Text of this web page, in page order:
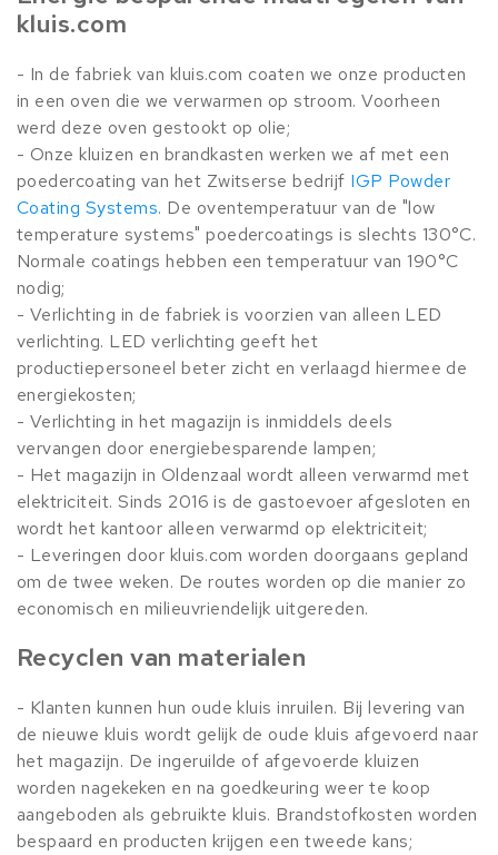
kluis.com
- In de fabriek van kluis.com coaten we onze producten
in een oven die we verwarmen op stroom. Voorheen
werd deze oven gestookt op olie;
- Onze kluizen en brandkasten werken we af met een
poedercoating van het Zwitserse bedrijf IGP Powder
Coating Systems. De oventemperatuur van de "low
temperature systems" poedercoatings is slechts 130°C.
Normale coatings hebben een temperatuur van 190°C
nodig;
- Verlichting in de fabriek is voorzien van alleen LED
verlichting. LED verlichting geeft het
productiepersoneel beter zicht en verlaagd hiermee de
energiekosten;
- Verlichting in het magazijn is inmiddels deels
vervangen door energiebesparende lampen;
- Het magazijn in Oldenzaal wordt alleen verwarmd met
elektriciteit. Sinds 2016 is de gastoevoer afgesloten en
wordt het kantoor alleen verwarmd op elektriciteit;
- Leveringen door kluis.com worden doorgaans gepland
om de twee weken. De routes worden op die manier zo
economisch en milieuvriendelijk uitgereden.
Recyclen van materialen
- Klanten kunnen hun oude kluis inruilen. Bij levering van
de nieuwe kluis wordt gelijk de oude kluis afgevoerd naar
het magazijn. De ingeruilde of afgevoerde kluizen
worden nagekeken en na goedkeuring weer te koop
aangeboden als gebruikte kluis. Brandstofkosten worden
bespaard en producten krijgen een tweede kans;